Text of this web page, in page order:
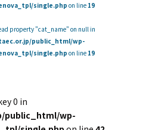
single.php on line 19
property "cat_name" on null in
public_html/wp-
single.php on line 19
0 in
public_html/wp-